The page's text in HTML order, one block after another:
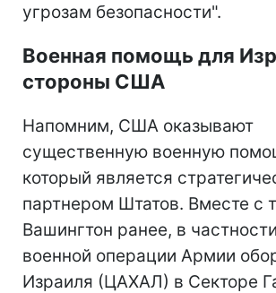
угрозам безопасности".
Военная помощь для
стороны США
Напомним, США оказывают
существенную военную
который является
партнером Штатов. Вместе с
Вашингтон ранее, в
военной операции Армии
Израиля (ЦАХАЛ) в Секторе